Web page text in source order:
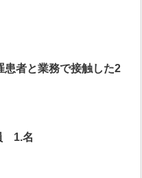
者と業務で接触した2
1.名